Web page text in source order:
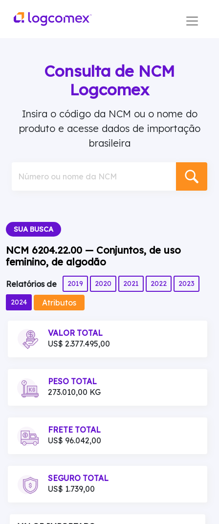
Consulta de NCM
Logcomex
Insira o código da NCM ou o nome do
produto e acesse dados de importação
brasileira
Número ou nome da NCM
SUA BUSCA
NCM 6204.22.00 — Conjuntos, de uso
feminino, de algodão
Relatórios de 2019 2020 2021 2022 2023
2024 Atributos
VALOR TOTAL
US$ 2.377.495,00
PESO TOTAL
273.010,00 KG
FRETE TOTAL
US$ 96.042,00
SEGURO TOTAL
US$ 1.739,00